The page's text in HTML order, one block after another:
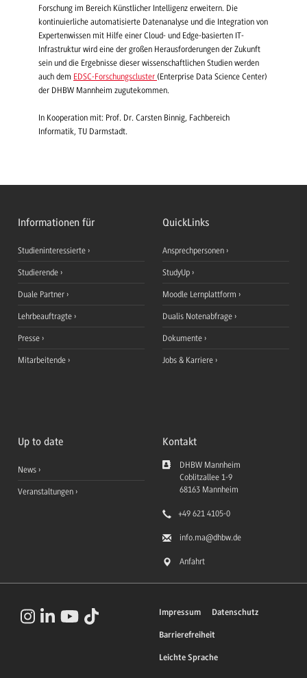
Forschung im Bereich Künstlicher Intelligenz erweitern. Die
kontinuierliche automatisierte Datenanalyse und die Integration von
Expertenwissen mit Hilfe einer Cloud- und Edge-basierten IT-
Infrastruktur wird eine der großen Herausforderungen der Zukunft
sein und die Ergebnisse dieser wissenschaftlichen Studien werden
auch dem EDSC-Forschungscluster (Enterprise Data Science Center)
der DHBW Mannheim zugutekommen.
In Kooperation mit: Prof. Dr. Carsten Binnig, Fachbereich
Informatik, TU Darmstadt.
Informationen für
Studieninteressierte
Studierende
Duale Partner
Lehrbeauftragte
Presse
Mitarbeitende
QuickLinks
Ansprechpersonen
StudyUp
Moodle Lernplattform
Dualis Notenabfrage
Dokumente
Jobs & Karriere
Up to date
News
Veranstaltungen
Kontakt
DHBW Mannheim
Coblitzallee 1-9
68163 Mannheim
+49 621 4105-0
info.ma@dhbw.de
Anfahrt
Impressum Datenschutz
Barrierefreiheit
Leichte Sprache